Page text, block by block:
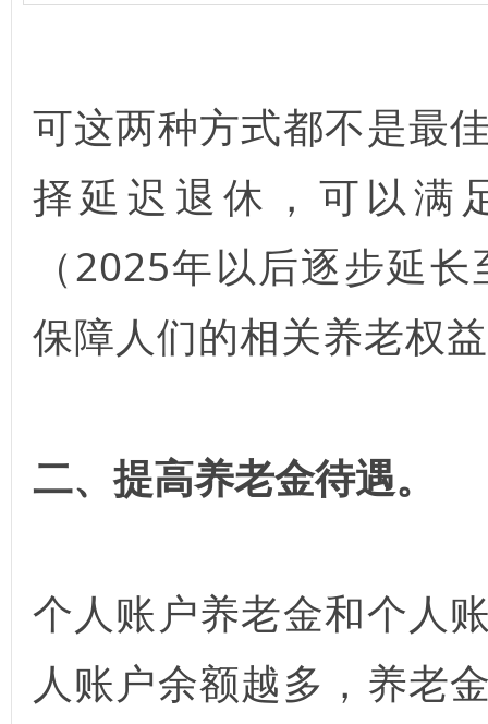
可这两种方式都不是最
择延迟退休，可以满
（2025年以后逐步延
保障人们的相关养老权
二、提高养老金待遇。
个人账户养老金和个人
人账户余额越多，养老